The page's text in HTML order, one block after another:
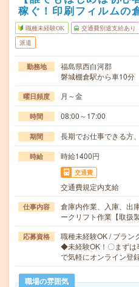
稼ぐ！印刷フィルムの
職種未経験OK 交通費別途支給あり
派遣
勤務地
福島県西白河郡
磐城棚倉駅から車10分
曜日頻度 月～金
時間 08:00～17:00
期間 長期でお仕事できる方
時給 時給1400円
交通費
交通費規定内支給
仕事内容
倉庫内作業、入庫、出
ークリフト作業【取
応募資格
職種未経験OK / ブラン
◆未経験OK！〇まずは
で気軽にオンライン
職場の雰囲気